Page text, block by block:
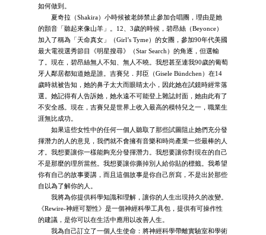
如何做到。
夏奇拉（Shakira）小時候被老師禁止參加合唱團，理由是她
的顫音「聽起來像山羊」。12、3歲的時候，碧昂絲（Beyonce）
加入了稱為「天命真女」（Girl’s Tyme）的女團，參加90年代美國
最大電視選秀節目《明星搜尋》（Star Search）的角逐，但選輸
了。現在，碧昂絲無人不知、無人不曉。我想甚至連我90歲的葡萄
牙人鄰居都知道她是誰。吉賽兒．邦臣（Gisele Bündchen）在14
歲時就被告知，她的鼻子太大而眼睛太小，因此她在試鏡時經常落
選。她記得有人告訴她，她永遠不可能登上雜誌封面，她由此有了
不安全感。現在，吉賽兒是世界上收入最高的模特兒之一，職業生
涯無比成功。
如果這些女性中的任何一個人聽取了那些試圖阻止她們充分發
揮潛力的人的意見，我們就不會擁有音樂和時尚產業一些最棒的人
才。我想要讓你一樣能夠充分發揮潛力。我想要讓你對現在的自己
不是那麼的理所當然。我想要讓你撕掉別人給你貼的標籤。我希望
你有自己的故事要講，而且這個故事是你自己所寫，不是出於那些
自以為了解你的人。
我將為你提供科學知識和理解，讓你的人生出現持久的改變。
《Rewire-神經可塑性》是一個神經科學工具包，提供有可操作性
的建議，是你可以在生活中應用以改善人生。
我為自己訂立了一個人生使命：將神經科學帶離實驗室和學術